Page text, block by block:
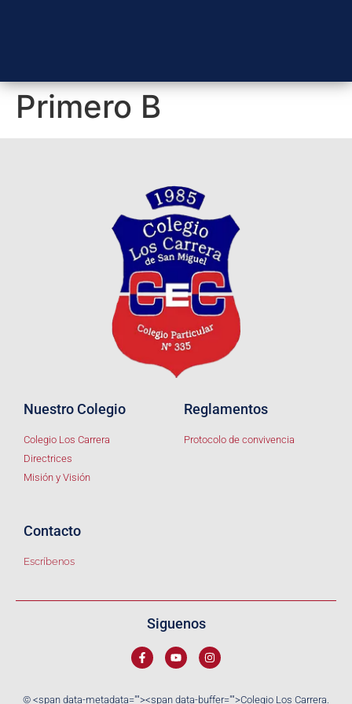
Primero B
Nuestro Colegio
Colegio Los Carrera
Directrices
Misión y Visión
Reglamentos
Protocolo de convivencia
Contacto
Escríbenos
© <span data-metadata=""><span data-buffer="">Colegio Los Carrera.
Siguenos